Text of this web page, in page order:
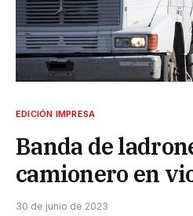
EDICIÓN IMPRESA
Banda de
camionero en
30 de junio de 2023